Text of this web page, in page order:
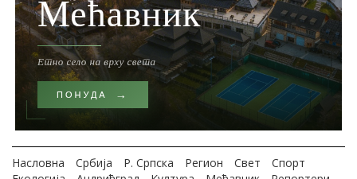
Насловна Србија Р. Српска Регион Свет
Спорт